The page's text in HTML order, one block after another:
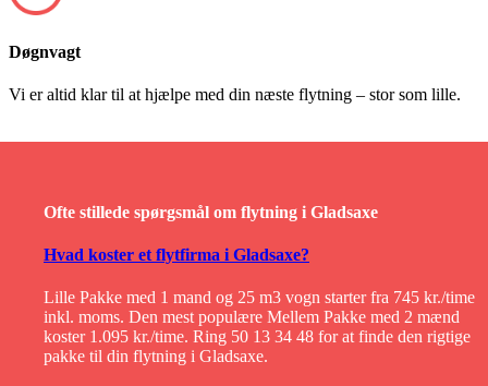
Døgnvagt
Vi er altid klar til at hjælpe med din næste flytning – stor som lille.
Ofte stillede spørgsmål om flytning i Gladsaxe
Hvad koster et flytfirma i Gladsaxe?
Lille Pakke med 1 mand og 25 m3 vogn starter fra 745 kr./time
inkl. moms. Den mest populære Mellem Pakke med 2 mænd
koster 1.095 kr./time. Ring 50 13 34 48 for at finde den rigtige
pakke til din flytning i Gladsaxe.